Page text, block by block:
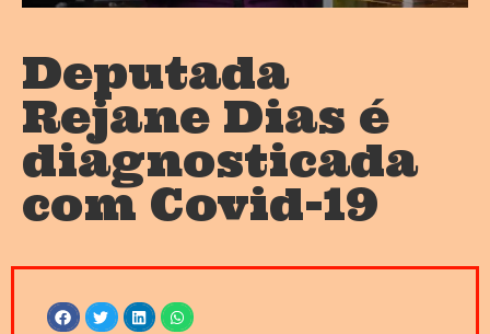
Deputada
Rejane Dias é
diagnosticada
com Covid-19